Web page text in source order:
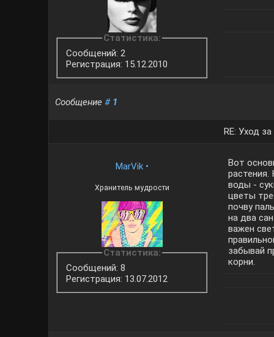
Статистика:
Сообщений: 2
Регистрация: 15.12.2010
Сообщение# 1
RE: Уход
MarVik •
Хранитель мудрости
Статистика:
Сообщений: 8
Регистрация: 13.07.2012
Вот
воды -
цветы
почву
на два
важен
забывай
корни.